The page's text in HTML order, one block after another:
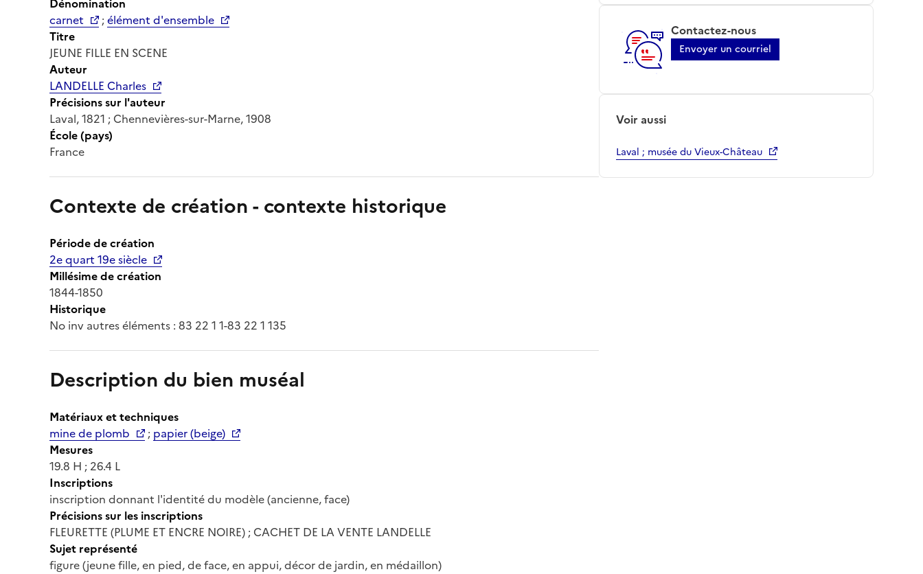
carnet
;élément d'ensemble
Titre
JEUNE FILLE EN SCENE
Auteur
LANDELLE Charles
Précisions sur l'auteur
Laval, 1821 ; Chennevières-sur-Marne, 1908
École (pays)
France
Contexte de création - contexte historique
Période de création
2e quart 19e siècle
Millésime de création
1844-1850
Historique
No inv autres éléments : 83 22 1 1-83 22 1 135
Description du bien muséal
Matériaux et techniques
mine de plomb
; papier (beige)
Mesures
19.8 H ; 26.4 L
Inscriptions
inscription donnant l'identité du modèle (ancienne, face)
Précisions sur les inscriptions
FLEURETTE (PLUME ET ENCRE NOIRE) ; CACHET DE LA VENTE LANDELLE
Sujet représenté
figure (jeune fille, en pied, de face, en appui, décor de jardin, en médaillon)
Contactez-nous
Envoyer un courriel
Voir aussi
Laval ; musée du Vieux-Château